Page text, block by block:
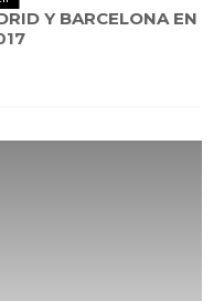
Y BARCELONA EN